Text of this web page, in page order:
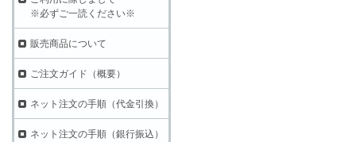
※必ずご一読ください※
販売商品について
ご注文ガイド（概要）
ネット注文の手順（代金引換）
ネット注文の手順（銀行振込）